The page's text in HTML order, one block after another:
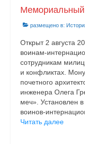
размещено в:
Открыт 2 августа
воинам-
сотрудникам
и конфликтах.
почетного
инженера Олега
меч». Установлен
воинов-
Читать далее